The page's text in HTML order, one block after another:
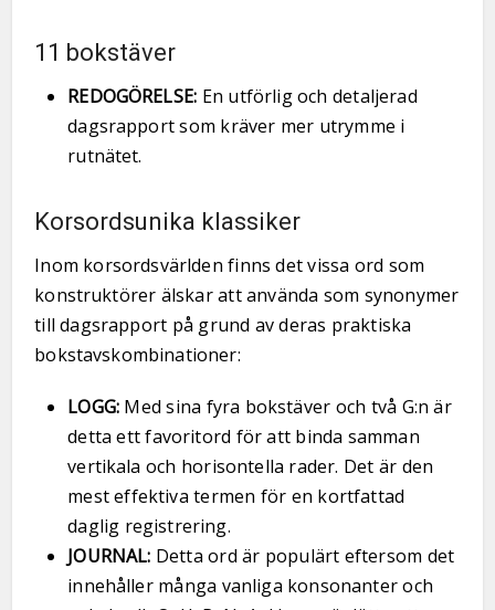
11 bokstäver
REDOGÖRELSE: En utförlig och detaljerad
dagsrapport som kräver mer utrymme i
rutnätet.
Korsordsunika klassiker
Inom korsordsvärlden finns det vissa ord som
konstruktörer älskar att använda som synonymer
till dagsrapport på grund av deras praktiska
bokstavskombinationer:
LOGG: Med sina fyra bokstäver och två G:n är
detta ett favoritord för att binda samman
vertikala och horisontella rader. Det är den
mest effektiva termen för en kortfattad
daglig registrering.
JOURNAL: Detta ord är populärt eftersom det
innehåller många vanliga konsonanter och